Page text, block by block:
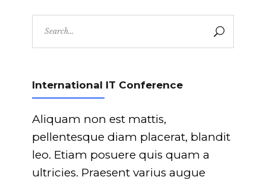
International IT Conference
Aliquam non est mattis,
pellentesque diam placerat, blandit
leo. Etiam posuere quis quam a
ultricies. Praesent varius augue